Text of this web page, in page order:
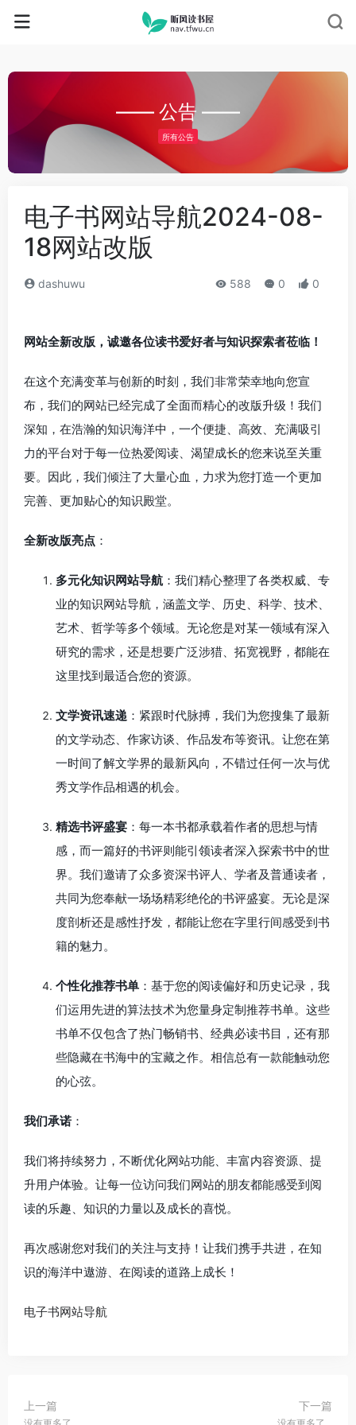
—— 公告 ——
所有公告
电子书网站导航2024-08-
18网站改版
dashuwu 588 0 0
网站全新改版，诚邀各位读书爱好者与知识探索者莅临！
在这个充满变革与创新的时刻，我们非常荣幸地向您宣
布，我们的网站已经完成了全面而精心的改版升级！我们
深知，在浩瀚的知识海洋中，一个便捷、高效、充满吸引
力的平台对于每一位热爱阅读、渴望成长的您来说至关重
要。因此，我们倾注了大量心血，力求为您打造一个更加
完善、更加贴心的知识殿堂。
全新改版亮点 ：
多元化知识网站导航 ：我们精心整理了各类权威、专
业的知识网站导航，涵盖文学、历史、科学、技术、
艺术、哲学等多个领域。无论您是对某一领域有深入
研究的需求，还是想要广泛涉猎、拓宽视野，都能在
这里找到最适合您的资源。
文学资讯速递 ：紧跟时代脉搏，我们为您搜集了最新
的文学动态、作家访谈、作品发布等资讯。让您在第
一时间了解文学界的最新风向，不错过任何一次与优
秀文学作品相遇的机会。
精选书评盛宴 ：每一本书都承载着作者的思想与情
感，而一篇好的书评则能引领读者深入探索书中的世
界。我们邀请了众多资深书评人、学者及普通读者，
共同为您奉献一场场精彩绝伦的书评盛宴。无论是深
度剖析还是感性抒发，都能让您在字里行间感受到书
籍的魅力。
个性化推荐书单 ：基于您的阅读偏好和历史记录，我
们运用先进的算法技术为您量身定制推荐书单。这些
书单不仅包含了热门畅销书、经典必读书目，还有那
些隐藏在书海中的宝藏之作。相信总有一款能触动您
的心弦。
我们承诺 ：
我们将持续努力，不断优化网站功能、丰富内容资源、提
升用户体验。让每一位访问我们网站的朋友都能感受到阅
读的乐趣、知识的力量以及成长的喜悦。
再次感谢您对我们的关注与支持！让我们携手共进，在知
识的海洋中遨游、在阅读的道路上成长！
电子书网站导航
上一篇 下一篇